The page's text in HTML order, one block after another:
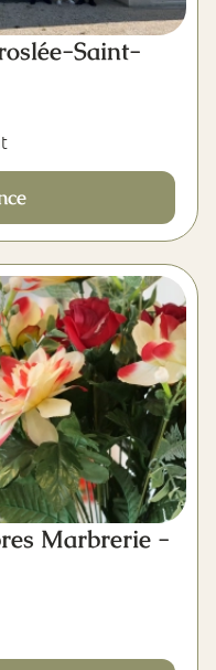
Saint-
Marbrerie -